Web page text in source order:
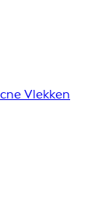
Vlekken